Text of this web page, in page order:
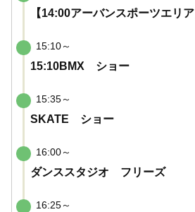
【14:00アーバンスポーツエリ
15:10～
15:10BMX ショー
15:35～
SKATE ショー
16:00～
ダンススタジオ フリーズ
16:25～